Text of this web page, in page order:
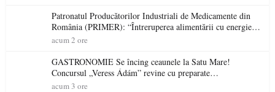
Patronatul Producătorilor Industriali de Medicamente din
România (PRIMER): “Întreruperea alimentării cu energie
electrică a fabricilor de medicamente va pune în pericol
acum 2 ore
GASTRONOMIE Se încing ceaunele la Satu Mare!
Concursul „Veress Ádám” revine cu preparate
spectaculoase, premii și un jurat de renume
acum 3 ore